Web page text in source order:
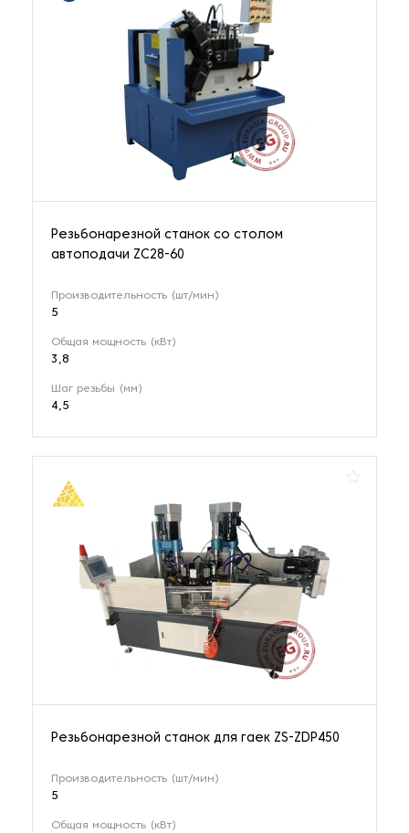
Резьбонарезной станок со столом
автоподачи ZC28-60
Производительность (шт/мин)
5
Общая мощность (кВт)
3,8
Шаг резьбы (мм)
4,5
Резьбонарезной станок для гаек ZS-ZDP450
Производительность (шт/мин)
5
Общая мощность (кВт)